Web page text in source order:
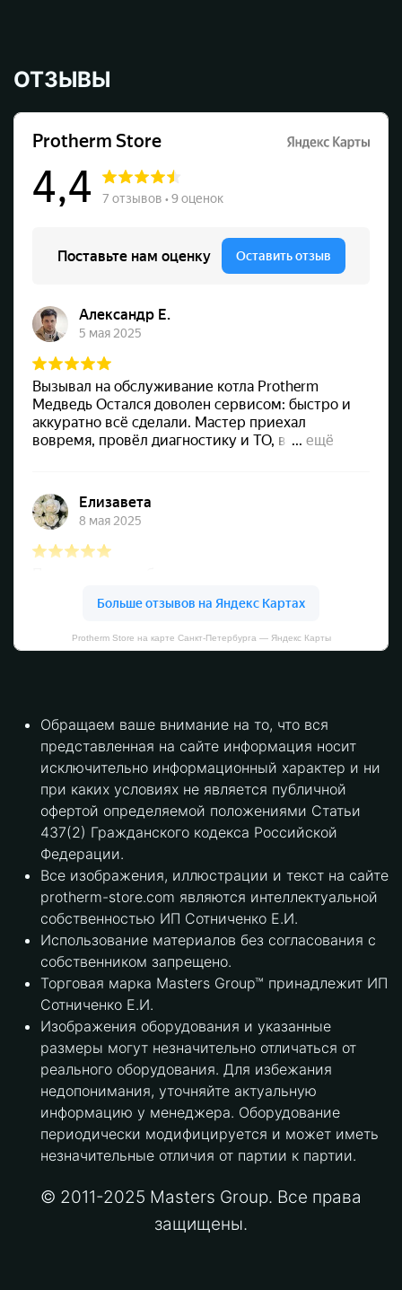
ОТЗЫВЫ
Protherm Store на карте Санкт‑Петербурга — Яндекс Карты
Обращаем ваше внимание на то, что вся
представленная на сайте информация носит
исключительно информационный характер и ни
при каких условиях не является публичной
офертой определяемой положениями Статьи
437(2) Гражданского кодекса Российской
Федерации.
Все изображения, иллюстрации и текст на сайте
protherm-store.com являются интеллектуальной
собственностью ИП Сотниченко Е.И.
Использование материалов без согласования с
собственником запрещено.
Торговая марка Masters Group™ принадлежит ИП
Сотниченко Е.И.
Изображения оборудования и указанные
размеры могут незначительно отличаться от
реального оборудования. Для избежания
недопонимания, уточняйте актуальную
информацию у менеджера. Оборудование
периодически модифицируется и может иметь
незначительные отличия от партии к партии.
© 2011-2025 Masters Group. Все права
защищены.